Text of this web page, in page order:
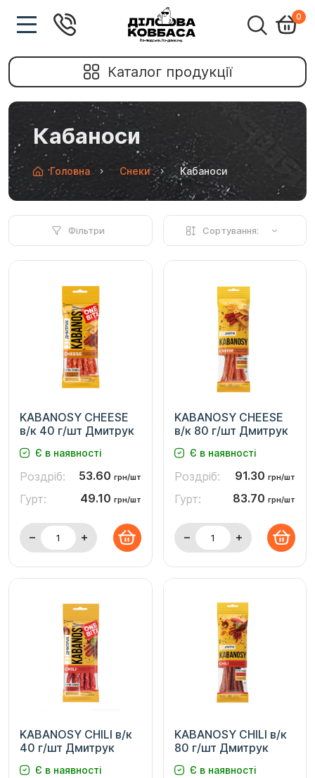
0
Каталог продукції
Кабаноси
Головна Снеки Кабаноси
Фільтри Сортування:
KABANOSY CHEESE
в/к 40 г/шт Дмитрук
Є в наявності
Роздріб: 53.60 грн/шт
Гурт: 49.10 грн/шт
KABANOSY CHEESE
в/к 80 г/шт Дмитрук
Є в наявності
Роздріб: 91.30 грн/шт
Гурт: 83.70 грн/шт
KABANOSY CHILI в/к
40 г/шт Дмитрук
Є в наявності
KABANOSY CHILI в/к
80 г/шт Дмитрук
Є в наявності